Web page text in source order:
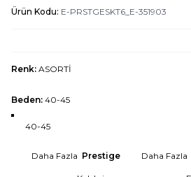
Ürün Kodu: E-PRSTGESKT6_E-351903
Renk: ASORTİ
Beden: 40-45
40-45
Daha Fazla Prestige Daha Fazla